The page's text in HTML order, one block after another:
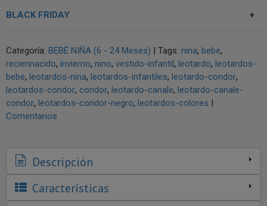
BLACK FRIDAY
Categoría: BEBÉ NIÑA (6 - 24 Meses) Tags: nina bebe
reciennacido invierno nino vestido-infantil leotardo
leotardos-
bebe
leotardos-nina leotardos-infantiles
leotardo-condor
leotardos-condor condor leotardo-canale
leotardo-canale-
condor
leotardos-condor-negro leotardos-colores
Comentarios
Descripción
Características